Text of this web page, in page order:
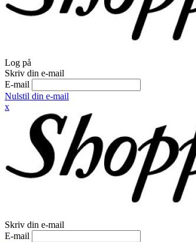
Log på
Skriv din e-mail
E-mail
Nulstil din e-mail
x
Skriv din e-mail
E-mail